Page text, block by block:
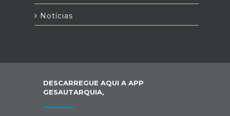
Notícias
DESCARREGUE AQUI A APP
GESAUTARQUIA,